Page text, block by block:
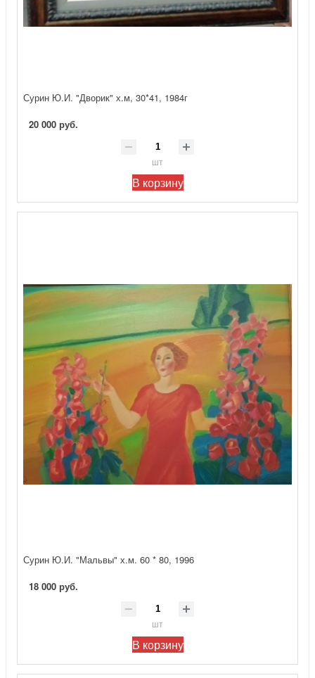
Сурин Ю.И. "Дворик" х.м, 30*41, 1984г
20 000 руб.
шт
В корзину
Сурин Ю.И. "Мальвы" х.м. 60 * 80, 1996
18 000 руб.
шт
В корзину